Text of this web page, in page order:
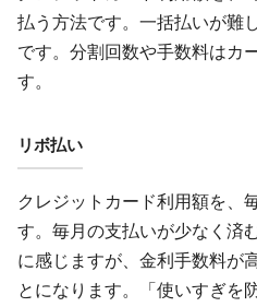
払う方法です。一括払いが難
です。分割回数や手数料はカ
す。
リボ払い
クレジットカード利用額を、
す。毎月の支払いが少なく済
に感じますが、金利手数料が
とになります。「使いすぎを